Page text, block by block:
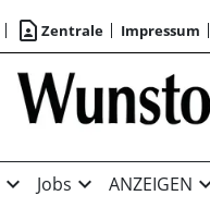
contact_page Zentrale Impressum
expand_more Jobs expand_more ANZEIGEN